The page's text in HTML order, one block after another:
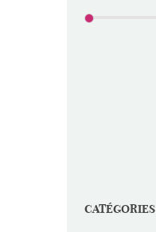
CATÉGORIES